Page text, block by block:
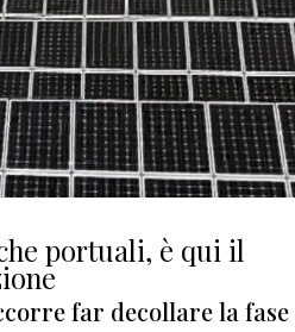
portuali, è qui il
far decollare la fase